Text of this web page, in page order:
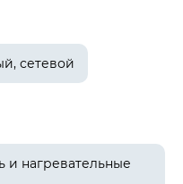
сетевой
нагревательные